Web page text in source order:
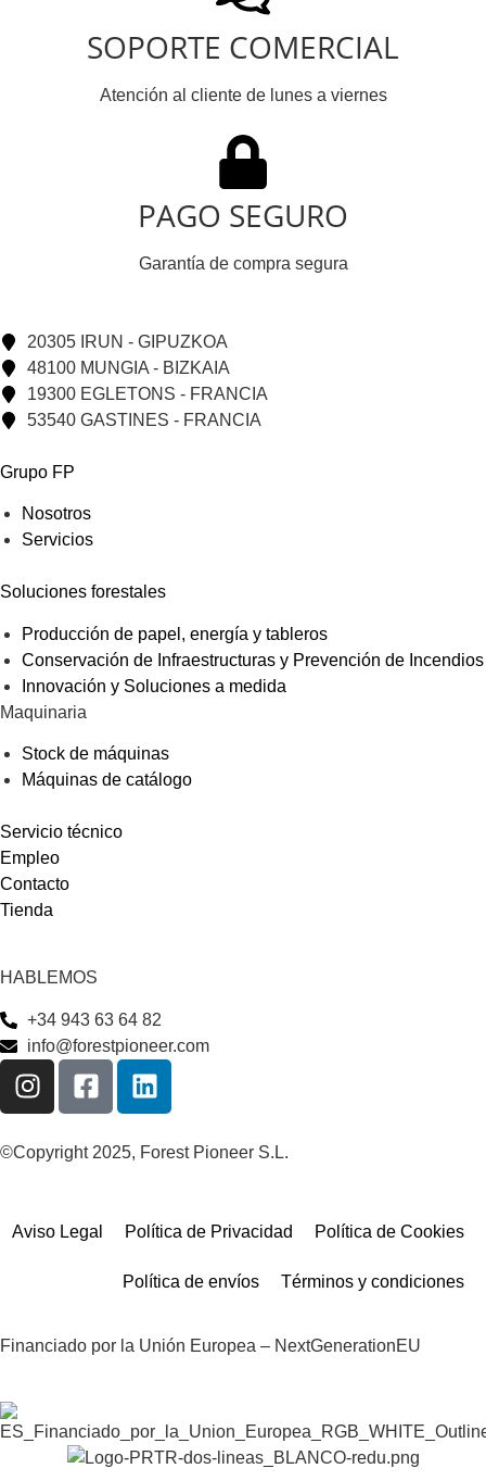
SOPORTE COMERCIAL
Atención al cliente de lunes a viernes
PAGO SEGURO
Garantía de compra segura
20305 IRUN - GIPUZKOA
48100 MUNGIA - BIZKAIA
19300 EGLETONS - FRANCIA
53540 GASTINES - FRANCIA
Grupo FP
Nosotros
Servicios
Soluciones forestales
Producción de papel, energía y tableros
Conservación de Infraestructuras y Prevención de Incendios
Innovación y Soluciones a medida
Maquinaria
Stock de máquinas
Máquinas de catálogo
Servicio técnico
Empleo
Contacto
Tienda
HABLEMOS
+34 943 63 64 82
info@forestpioneer.com
©Copyright 2025, Forest Pioneer S.L.
Aviso Legal Política de Privacidad Política de Cookies
Política de envíos Términos y condiciones
Financiado por la Unión Europea – NextGenerationEU